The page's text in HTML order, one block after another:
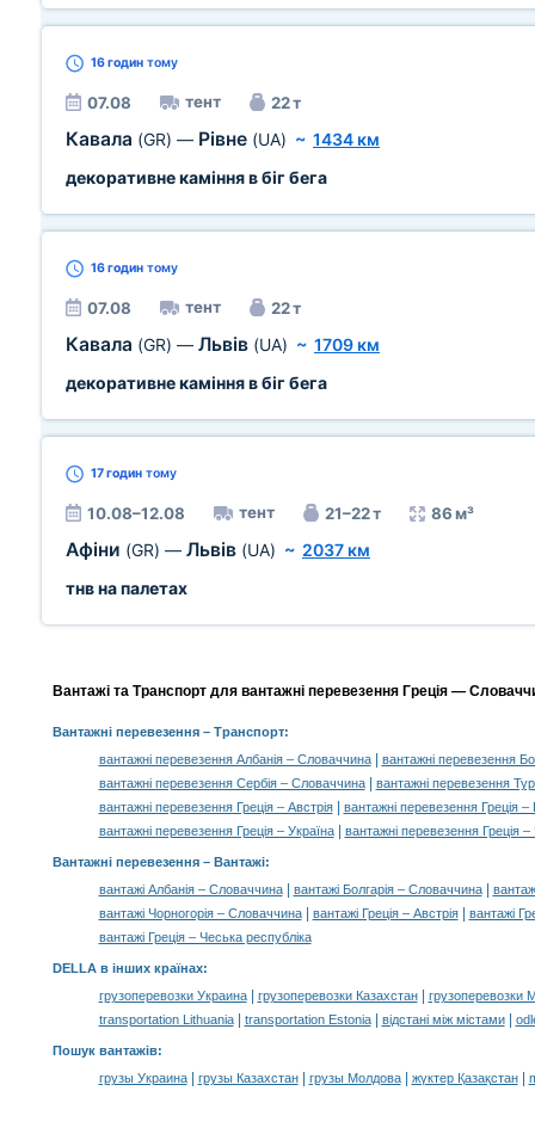
16 годин тому
07.08 тент 22 т
Кавала (GR) — Рівне (UA) ~ 1434 км
декоративне каміння в біг бега
16 годин тому
07.08 тент 22 т
Кавала (GR) — Львів (UA) ~ 1709 км
декоративне каміння в біг бега
17 годин тому
10.08–12.08 тент 21–22 т 86 м³
Афіни (GR) — Львів (UA) ~ 2037 км
тнв на палетах
Вантажі та Транспорт для вантажні перевезення Греція —
Вантажні перевезення– Транспорт:
вантажні перевезення Албанія – Словаччина|
вантажні перевезення
вантажні перевезення Сербія – Словаччина|
вантажні перевезення
вантажні перевезення Греція – Австрія|
вантажні перевезення Греція
вантажні перевезення Греція – Україна| вантажні перевезення Греція
Вантажні перевезення – Вантажі:
вантажі Албанія – Словаччина| вантажі Болгарія – Словаччина|
вантажі Чорногорія – Словаччина| вантажі Греція – Австрія|
вантажі
вантажі Греція – Чеська республіка
DELLA в інших країнах:
грузоперевозки Украина| грузоперевозки Казахстан|
грузоперевозки
transportation Lithuania| transportation Estonia| відстані між містами|
Пошук вантажів:
грузы Украина| грузы Казахстан| грузы Молдова| жүктер Қазақстан|